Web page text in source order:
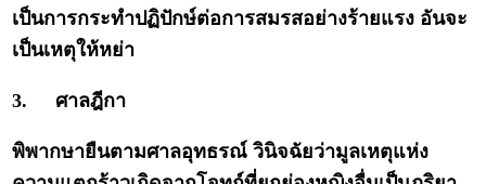
เป็นการกระทำปฏิปักษ์ต่อการสมรสอย่างร้ายแรง อันจะ
เป็นเหตุให้หย่า
3. ศาลฎีกา
พิพากษายืนตามศาลอุทธรณ์ วินิจฉัยว่ามูลเหตุแห่ง